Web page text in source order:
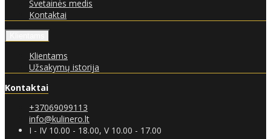
Svetainės medis
Kontaktai
Klientams
Užsakymų istorija
Kontaktai
+37069099113
info@kulinero.lt
I - IV 10.00 - 18.00, V 10.00 - 17.00